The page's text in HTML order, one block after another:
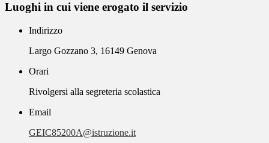
Luoghi in cui viene erogato il servizio
Indirizzo
Largo Gozzano 3, 16149 Genova
Orari
Rivolgersi alla segreteria scolastica
Email
GEIC85200A@istruzione.it